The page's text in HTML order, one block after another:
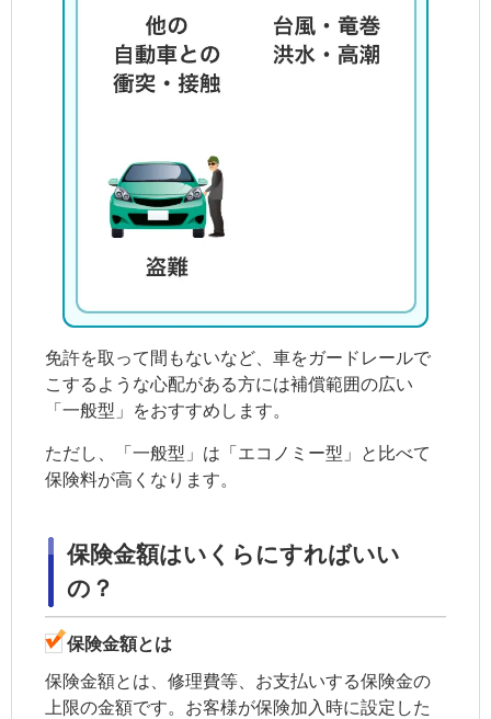
免許を取って間もないなど、車をガードレールで
こするような心配がある方には補償範囲の広い
「一般型」をおすすめします。
ただし、「一般型」は「エコノミー型」と比べて
保険料が高くなります。
保険金額はいくらにすればいい
の？
保険金額とは
保険金額とは、修理費等、お支払いする保険金の
上限の金額です。お客様が保険加入時に設定した